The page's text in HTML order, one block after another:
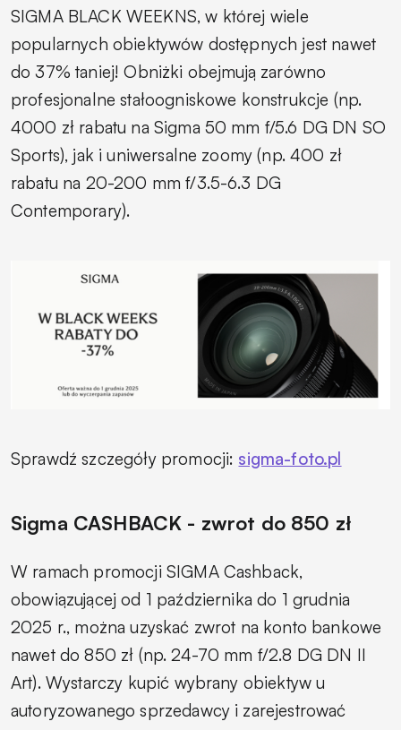
SIGMA BLACK WEEKNS, w której wiele
popularnych obiektywów dostępnych jest nawet
do 37% taniej! Obniżki obejmują zarówno
profesjonalne stałoogniskowe konstrukcje (np.
4000 zł rabatu na Sigma 50 mm f/5.6 DG DN SO
Sports), jak i uniwersalne zoomy (np. 400 zł
rabatu na 20-200 mm f/3.5-6.3 DG
Contemporary).
Sprawdź szczegóły promocji: sigma-foto.pl
Sigma CASHBACK - zwrot do 850 zł
W ramach promocji SIGMA Cashback,
obowiązującej od 1 października do 1 grudnia
2025 r., można uzyskać zwrot na konto bankowe
nawet do 850 zł (np. 24-70 mm f/2.8 DG DN II
Art). Wystarczy kupić wybrany obiektyw u
autoryzowanego sprzedawcy i zarejestrować